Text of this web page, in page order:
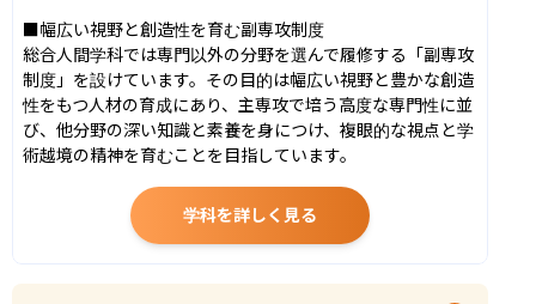
■幅広い視野と創造性を育む副専攻制度
総合人間学科では専門以外の分野を選んで履修する「副専攻
制度」を設けています。その目的は幅広い視野と豊かな創造
性をもつ人材の育成にあり、主専攻で培う高度な専門性に並
び、他分野の深い知識と素養を身につけ、複眼的な視点と学
術越境の精神を育むことを目指しています。
学科を詳しく見る